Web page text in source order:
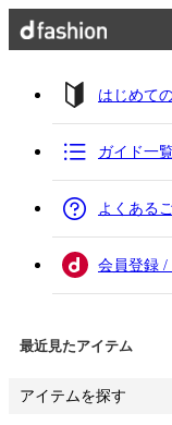
はじめて
ガイド一
よくある
会員登録 /
最近見たアイテム
アイテムを探す